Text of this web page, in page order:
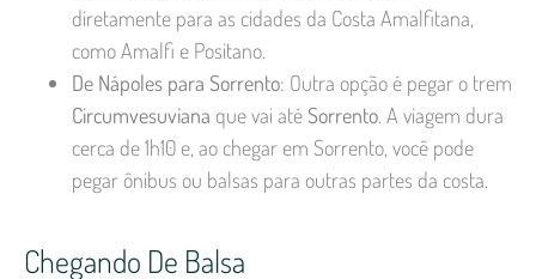
diretamente para as cidades da Costa Amalfitana,
como Amalfi e Positano.
De Nápoles para Sorrento: Outra opção é pegar o trem
Circumvesuviana que vai atéSorrento. A viagem dura
cerca de 1h10 e, ao chegar em Sorrento, você pode
pegar ônibus ou balsas para outras partes da costa.
Chegando De Balsa